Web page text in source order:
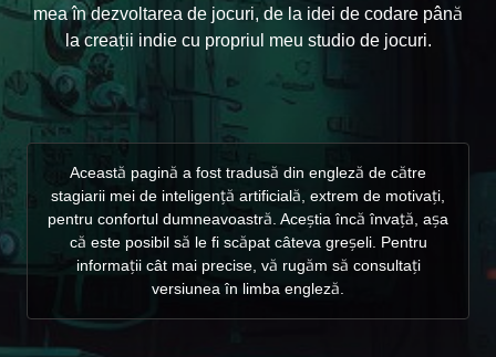
mea în dezvoltarea de jocuri, de la idei de codare până
la creații indie cu propriul meu studio de jocuri.
Această pagină a fost tradusă din engleză de către
stagiarii mei de inteligență artificială, extrem de motivați,
pentru confortul dumneavoastră. Aceștia încă învață, așa
că este posibil să le fi scăpat câteva greșeli. Pentru
informații cât mai precise, vă rugăm să consultați
versiunea în limba engleză.